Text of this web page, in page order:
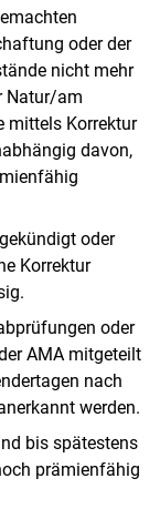
oder der
nicht mehr
Natur/am
mittels Korrektur
davon,
oder
Korrektur
oder
AMA mitgeteilt
nach
werden.
bis spätestens
prämienfähig